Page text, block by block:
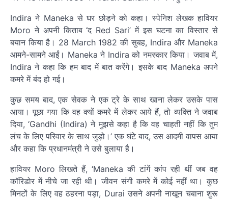
Indira ने Maneka से घर छोड़ने को कहा। स्पेनिश लेखक हावियर
Moro ने अपनी किताब ‘द Red Sari’ में इस घटना का विस्तार से
बयान किया है। 28 March 1982 की सुबह, Indira और Maneka
आमने-सामने आईं। Maneka ने Indira को नमस्कार किया। जवाब में,
Indira ने कहा कि हम बाद में बात करेंगे। इसके बाद Maneka अपने
कमरे में बंद हो गई।
कुछ समय बाद, एक सेवक ने एक ट्रे के साथ खाना लेकर उसके पास
आया। पूछा गया कि वह क्यों कमरे में लेकर आये हैं, तो व्यक्ति ने जवाब
दिया, ‘Gandhi (Indira) ने मुझसे कहा है कि वह चाहती नहीं कि तुम
लंच के लिए परिवार के साथ जुड़ो।’ एक घंटे बाद, उस आदमी वापस आया
और कहा कि प्रधानमंत्री ने उसे बुलाया है।
हावियर Moro लिखते हैं, ‘Maneka की टांगें कांप रही थीं जब वह
कॉरिडोर में नीचे जा रही थी। जीवन संगी कमरे में कोई नहीं था। कुछ
मिनटों के लिए वह ठहरना पड़ा, Durai उसने अपनी नाखून चबाना शुरू